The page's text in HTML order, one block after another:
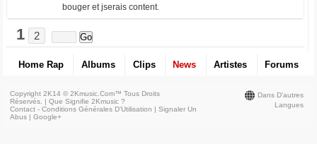
bouger et jserais content.
1 2
Home Rap Albums Clips News Artistes Forums
Dans D'autres
Langues
Copyright 2K14 © 2Kmusic.com™Tous Droits
Réservés . |Que Signifie 2Kmusic ?
Contact - Conditions Générales D'Utilisation |Signaler Un
Abus |Google+